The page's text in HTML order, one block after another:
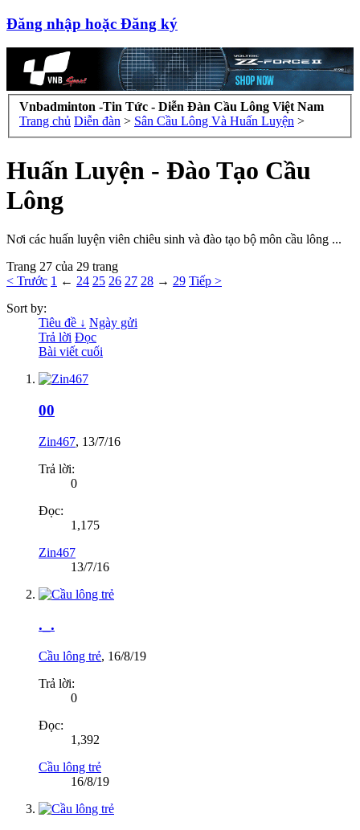
Đăng nhập hoặc Đăng ký
Vnbadminton -Tin Tức - Diễn Đàn Cầu Lông Việt Nam
Trang chủ Diễn đàn > Sân Cầu Lông Và Huấn Luyện >
Huấn Luyện - Đào Tạo Cầu
Lông
Nơi các huấn luyện viên chiêu sinh và đào tạo bộ môn cầu lông ...
Trang 27 của 29 trang
< Trước 1 ← 24 25 26 27 28 → 29 Tiếp >
Sort by:
Tiêu đề ↓ Ngày gửi
Trả lời Đọc
Bài viết cuối
00
Zin467, 13/7/16
Trả lời:
0
Đọc:
1,175
Zin467
13/7/16
._.
Cầu lông trẻ, 16/8/19
Trả lời:
0
Đọc:
1,392
Cầu lông trẻ
16/8/19